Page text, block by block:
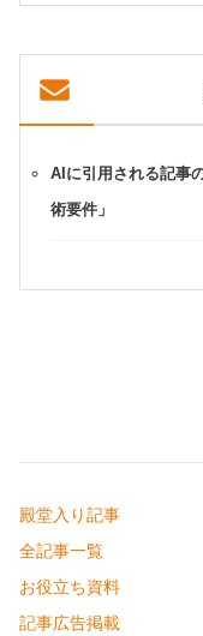
AIに引用される記事
術要件」
殿堂入り記事
全記事一覧
お役立ち資料
記事広告掲載